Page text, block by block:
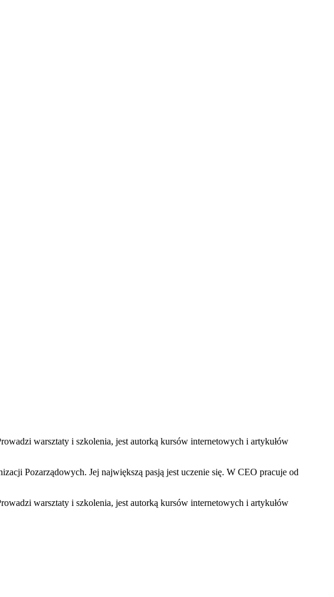
warsztaty i szkolenia, jest autorką kursów internetowych i artykułów
Pozarządowych. Jej największą pasją jest uczenie się. W CEO pracuje od
warsztaty i szkolenia, jest autorką kursów internetowych i artykułów